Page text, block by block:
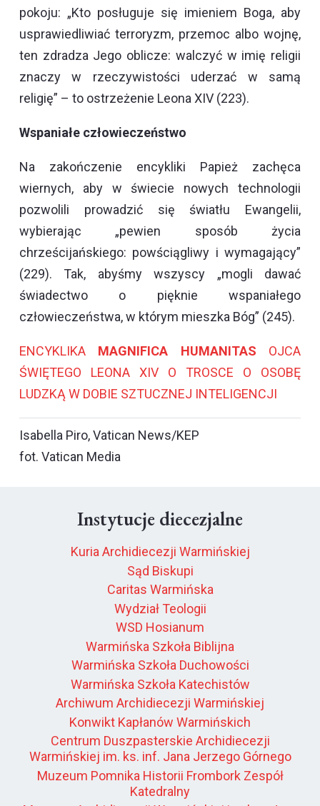
pokoju: „Kto posługuje się imieniem Boga, aby
usprawiedliwiać terroryzm, przemoc albo wojnę,
ten zdradza Jego oblicze: walczyć w imię religii
znaczy w rzeczywistości uderzać w samą
religię” – to ostrzeżenie Leona XIV (223).
Wspaniałe człowieczeństwo
Na zakończenie encykliki Papież zachęca
wiernych, aby w świecie nowych technologii
pozwolili prowadzić się światłu Ewangelii,
wybierając „pewien sposób życia
chrześcijańskiego: powściągliwy i wymagający”
(229). Tak, abyśmy wszyscy „mogli dawać
świadectwo o pięknie wspaniałego
człowieczeństwa, w którym mieszka Bóg” (245).
ENCYKLIKA MAGNIFICA HUMANITAS OJCA
ŚWIĘTEGO LEONA XIV
O TROSCE O OSOBĘ
LUDZKĄ W DOBIE SZTUCZNEJ INTELIGENCJI
Isabella Piro, Vatican News/KEP
fot. Vatican Media
Instytucje diecezjalne
Kuria Archidiecezji Warmińskiej
Sąd Biskupi
Caritas Warmińska
Wydział Teologii
WSD Hosianum
Warmińska Szkoła Biblijna
Warmińska Szkoła Duchowości
Warmińska Szkoła Katechistów
Archiwum Archidiecezji Warmińskiej
Konwikt Kapłanów Warmińskich
Centrum Duszpasterskie Archidiecezji
Warmińskiej im. ks. inf. Jana Jerzego Górnego
Muzeum Pomnika Historii Frombork Zespół
Katedralny